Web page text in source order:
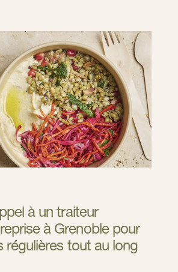
à un traiteur
à Grenoble pour
régulières tout au long